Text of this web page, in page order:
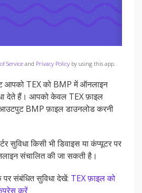
Serviceand Privacy Policyby using this app.
आपको TEX को BMP में ऑनलाइन
देते हैं। आपको केवल TEX फ़ाइल
आउटपुट BMP फ़ाइल डाउनलोड करनी
सुविधा किसी भी डिवाइस या कंप्यूटर पर
संचालित की जा सकती है।
संबंधित सुविधा देखें: TEX फ़ाइल को
करें